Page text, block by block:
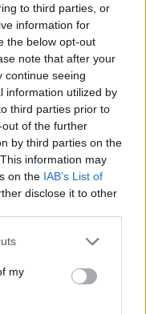
to third parties, or
information for
the below opt-out
note that after your
continue seeing
information utilized by
third parties prior to
of the further
by third parties on the
information may
on the IAB’s List of
disclose it to other
one or more Google
You may click to
third-party tags to
in below Google
my
hanem
Mikó Edit
digitális
fejlesztési
a Szegedi
Kara